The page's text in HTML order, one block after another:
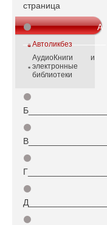
страница
⚫А
_________________
Автоликбез
АудиоКниги и
электронные
библиотеки
⚫
Б_________________
⚫
В_________________
⚫
Г_________________
⚫
Д_________________
⚫